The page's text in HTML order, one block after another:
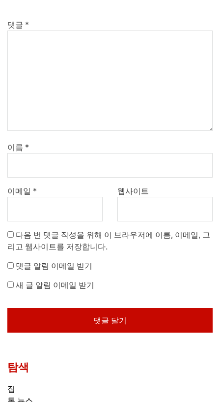
댓글 *
이름 *
이메일 * 웹사이트
다음 번 댓글 작성을 위해 이 브라우저에 이름, 이메일, 그
리고 웹사이트를 저장합니다.
댓글 알림 이메일 받기
새 글 알림 이메일 받기
탐색
집